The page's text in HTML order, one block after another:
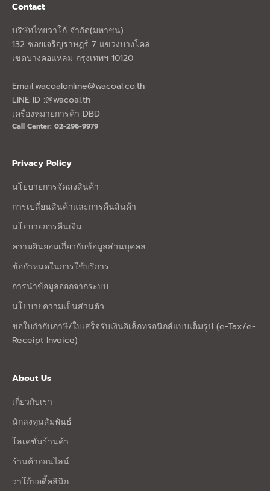
Contact
บริษัทไทยวาโก้ จำกัด(มหาชน)
132 ซอยเจริญราษฎร์ 7 แขวงบางโคล่
เขตบางคอแหลม กรุงเทพฯ 10120
Email:wacoalonline@wacoal.co.th
LINE ID :@wacoal.th
เครื่องหมายการค้า DBD
Call Center: 02-296-9979
Privacy Policy
นโยบายการจัดส่งสินค้า
การเปลี่ยนสินค้าและการคืนสินค้า
นโยบายการคืนเงิน
ความยินยอมเกี่ยวกับข้อมูลส่วนบุคคล
ข้อกำหนดในการใช้บริการ
การนำข้อมูลออกจากระบบ
นโยบายความเป็นส่วนตัว
ขอใบกำกับภาษี/ใบเสร็จรับเงินอิเล็กทรอนิกส์แบบเต็มรูป (e-Tax/e-
Receipt Invoice)
About Us
เกี่ยวกับเรา
นักลงทุนสัมพันธ์
โลเคชั่นร้านค้า
ร้านค้าออนไลน์
วาโก้บอดี้คลินิก